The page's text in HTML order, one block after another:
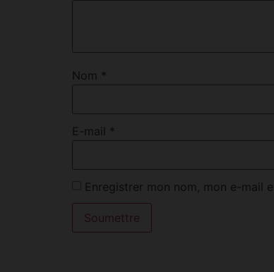
Nom *
E-mail *
Enregistrer mon nom, mon e-mail